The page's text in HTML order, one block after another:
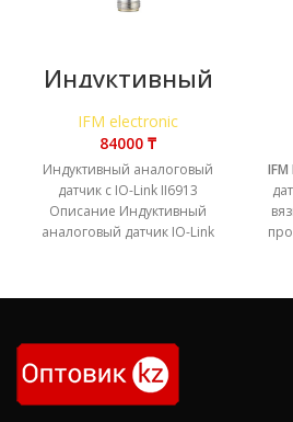
Индуктивный
аналоговый
датчик с IO-Link
II6913
IFM electronic
₸
Индуктивный аналоговый
датчик с IO-Link II6913
Описание Индуктивный
аналоговый датчик IO-Link
предназначенное для
IFM